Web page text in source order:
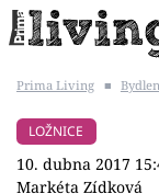
BYDLENÍ SLAVNÝCH
Prima Living ■
LOŽNICE
10. dubna 2017
Markéta Zídková